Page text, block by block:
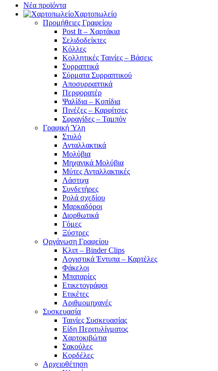
Νέα προϊόντα
Χαρτοπωλείο
Προμήθειες Γραφείου
Post It – Χαρτάκια
Σελιδοδείκτες
Κόλλες
Κολλητικές Ταινίες – Βάσεις
Συρραπτικά
Σύρματα Συρραπτικού
Αποσυρραπτικά
Περφορατέρ
Ψαλίδια – Κοπίδια
Πινέζες – Καρφίτσες
Σφραγίδες – Ταμπόν
Γραφική Ύλη
Στυλό
Ανταλλακτικά
Μολύβια
Μηχανικά Μολύβια
Μύτες Ανταλλακτικές
Λάστιχα
Συνδετήρες
Ρολά σχεδίου
Μαρκαδόροι
Διορθωτικά
Γόμες
Ξύστρες
Οργάνωση Γραφείου
Κλιπ – Binder Clips
Λογιστικά Έντυπα – Καρτέλες
Φάκελοι
Μπαταρίες
Ετικετογράφοι
Ετικέτες
Αριθμομηχανές
Συσκευασία
Ταινίες Συσκευασίας
Είδη Περιτυλίγματος
Χαρτοκιβώτια
Σακούλες
Κορδέλες
Αρχειοθέτηση